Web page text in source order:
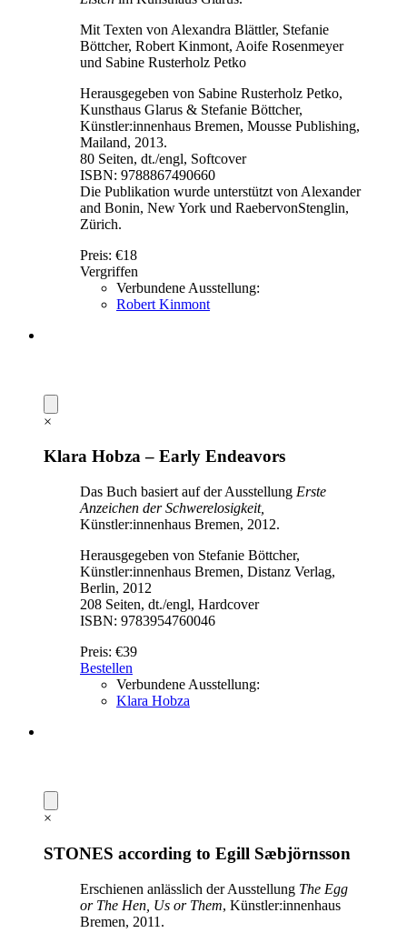
Mit Texten von Alexandra Blättler, Stefanie
Böttcher, Robert Kinmont, Aoife Rosenmeyer
und Sabine Rusterholz Petko
Herausgegeben von Sabine Rusterholz Petko,
Kunsthaus Glarus & Stefanie Böttcher,
Künstler:innenhaus Bremen, Mousse Publishing,
Mailand, 2013.
80 Seiten, dt./engl, Softcover
ISBN: 9788867490660
Die Publikation wurde unterstützt von Alexander
and Bonin, New York und RaebervonStenglin,
Zürich.
Preis: €18
Vergriffen
Verbundene Ausstellung:
Robert Kinmont
×
Klara Hobza – Early Endeavors
Das Buch basiert auf der Ausstellung Erste
Anzeichen der Schwerelosigkeit,
Künstler:innenhaus Bremen, 2012.
Herausgegeben von Stefanie Böttcher,
Künstler:innenhaus Bremen, Distanz Verlag,
Berlin, 2012
208 Seiten, dt./engl, Hardcover
ISBN: 9783954760046
Preis: €39
Bestellen
Verbundene Ausstellung:
Klara Hobza
×
STONES according to Egill Sæbjörnsson
Erschienen anlässlich der Ausstellung The Egg
or The Hen, Us or Them, Künstler:innenhaus
Bremen, 2011.